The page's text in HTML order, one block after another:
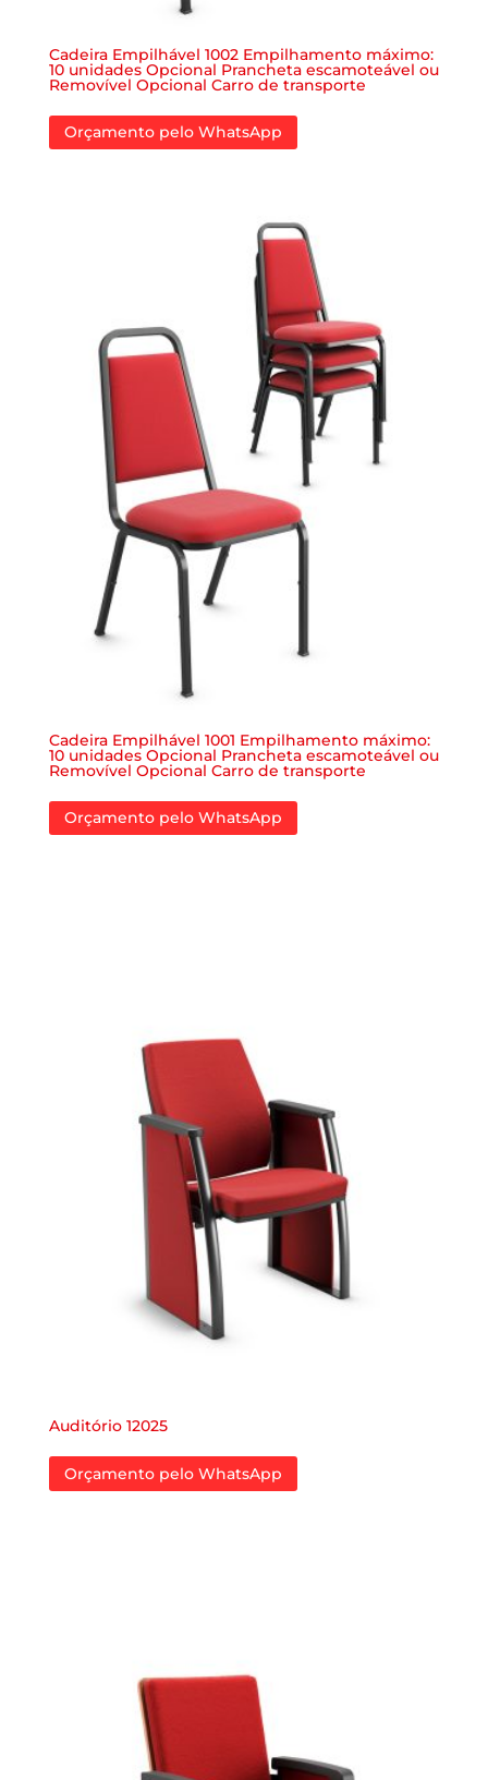
Cadeira Empilhável 1002 Empilhamento máximo:
10 unidades Opcional Prancheta escamoteável ou
Removível Opcional Carro de transporte
Orçamento pelo WhatsApp
Cadeira Empilhável 1001 Empilhamento máximo:
10 unidades Opcional Prancheta escamoteável ou
Removível Opcional Carro de transporte
Orçamento pelo WhatsApp
Auditório 12025
Orçamento pelo WhatsApp